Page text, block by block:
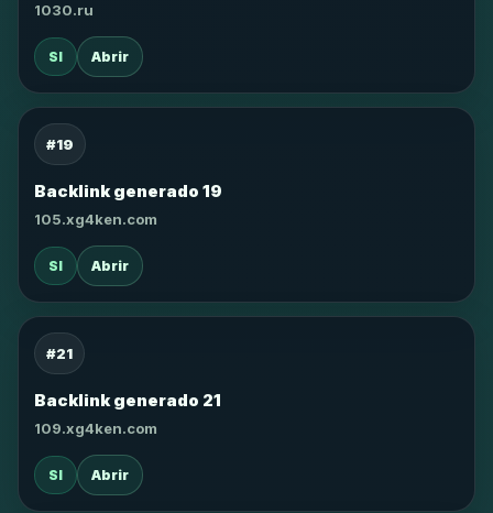
1030.ru
SI Abrir
#19
Backlink generado 19
105.xg4ken.com
SI Abrir
#21
Backlink generado 21
109.xg4ken.com
SI Abrir